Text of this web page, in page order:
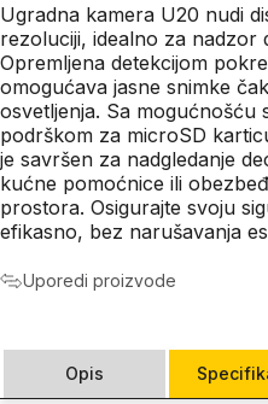
Ugradna kamera U20 nudi
rezoluciji, idealno za nadzor
Opremljena detekcijom
omogućava jasne snimke
osvetljenja. Sa mogućnošću
podrškom za microSD
je savršen za nadgledanje
kućne pomoćnice ili
prostora. Osigurajte svoju
efikasno, bez narušavanja
Uporedi proizvode
Opis